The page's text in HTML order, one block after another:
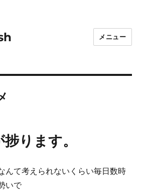
メニュー
ります。
んて考えられないくらい毎日数時
いで